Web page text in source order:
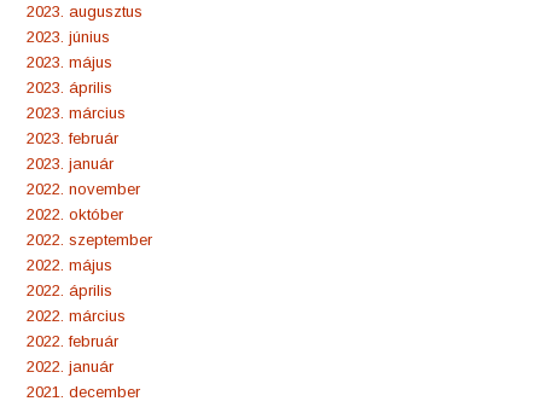
2023. augusztus
2023. június
2023. május
2023. április
2023. március
2023. február
2023. január
2022. november
2022. október
2022. szeptember
2022. május
2022. április
2022. március
2022. február
2022. január
2021. december